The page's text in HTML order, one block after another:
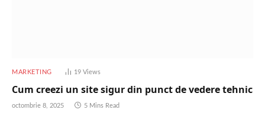
MARKETING 19 Views
Cum creezi un site sigur din punct de vedere tehnic
octombrie 8, 2025 5 Mins Read